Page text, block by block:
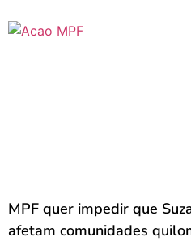
MPF quer impedir que
afetam comunidades